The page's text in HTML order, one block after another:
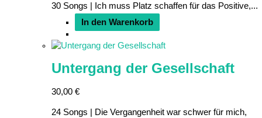
30 Songs | Ich muss Platz schaffen für das Positive,...
In den Warenkorb
Untergang der Gesellschaft
30,00 €
24 Songs | Die Vergangenheit war schwer für mich,